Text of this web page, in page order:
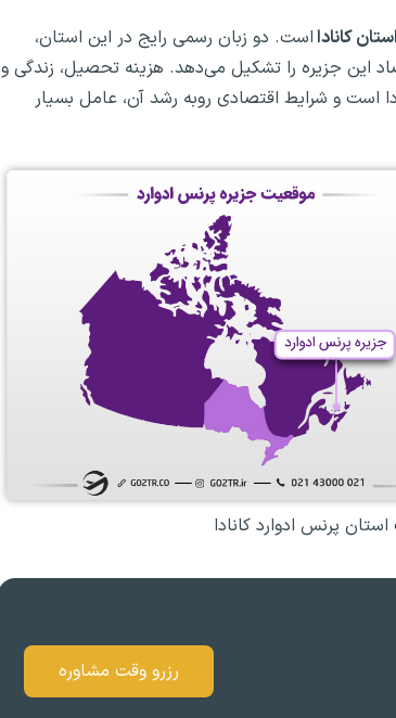
کانادااست. دو زبان رسمی رایج در این استان،
این جزیره را تشکیل می‌دهد. هزینه تحصیل، زندگی و
است و شرایط اقتصادی روبه رشد آن، عامل بسیار
پرنس ادوارد کانادا
رزرو وقت مشاوره